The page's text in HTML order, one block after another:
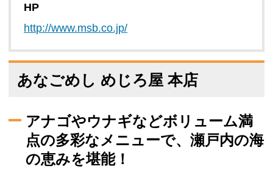
HP
http://www.msb.co.jp/
あなごめし めじろ屋 本店
アナゴやウナギなどボリューム満
点の多彩なメニューで、瀬戸内の海
の恵みを堪能！